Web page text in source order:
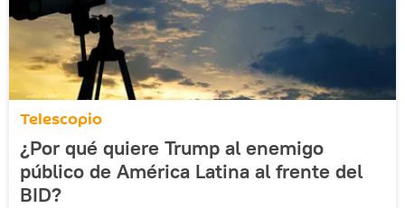
Telescopio
¿Por qué quiere Trump al enemigo
público de América Latina al frente del
BID?